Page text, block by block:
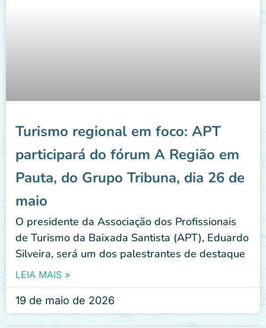
Turismo regional em foco: APT
participará do fórum A Região em
Pauta, do Grupo Tribuna, dia 26 de
maio
O presidente da Associação dos Profissionais
de Turismo da Baixada Santista (APT), Eduardo
Silveira, será um dos palestrantes de destaque
LEIA MAIS »
19 de maio de 2026